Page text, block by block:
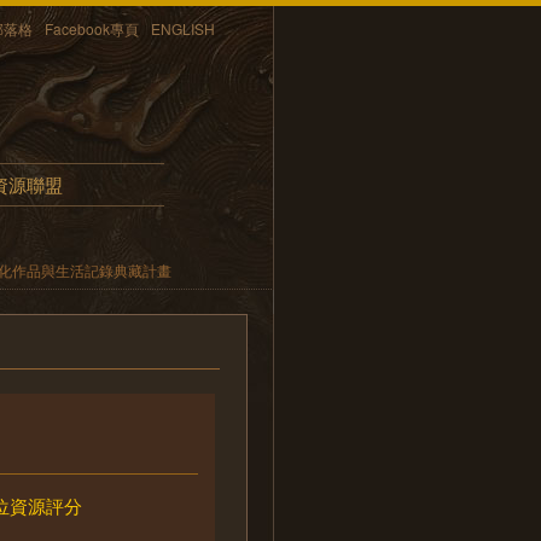
格 Facebook專頁 ENGLISH
源聯盟
作品與生活記錄典藏計畫
資源評分